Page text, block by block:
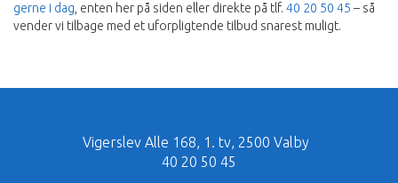
gerne i dag , enten her på siden eller direkte på tlf. 40 20 50 45 – så
vender vi tilbage med et uforpligtende tilbud snarest muligt.
Vigerslev Alle 168, 1. tv, 2500 Valby
40 20 50 45